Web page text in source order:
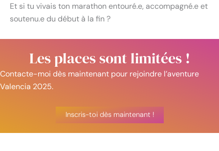
Et si tu vivais ton marathon entouré.e, accompagné.e et
soutenu.e du début à la fin ?
Les places sont limitées !
Contacte-moi dès maintenant pour rejoindre l’aventure
Valencia 2025.
Inscris-toi dès maintenant !